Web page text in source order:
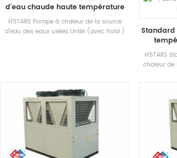
d'eau chaude haute température
H'STARS Pompe à chaleur de la source
d'eau des eaux usées Unité (avec froid /
extrayant la chaleur des eaux usées
domestiques, économiser de l'énergie et
protéger le Environnement.Energy L'épargne
est de 30% ~ 50% comparé à la méthode de
chauffage conventionnel, qui peut réduire
considérablement l'opération Coût.
fermé
Standard
H'STARS
chaleur de
de l'air
polluants
chaude